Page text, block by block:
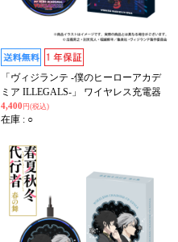
「ヴィジランテ -僕のヒーローアカデ
ミア ILLEGALS-」 ワイヤレス充電器
4,400 円(税込)
在庫 : ○